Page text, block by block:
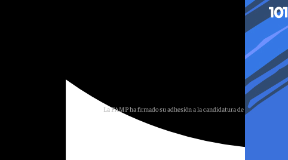
La FAMP ha firmado su adhesión a la candidatura de Granada 2031.